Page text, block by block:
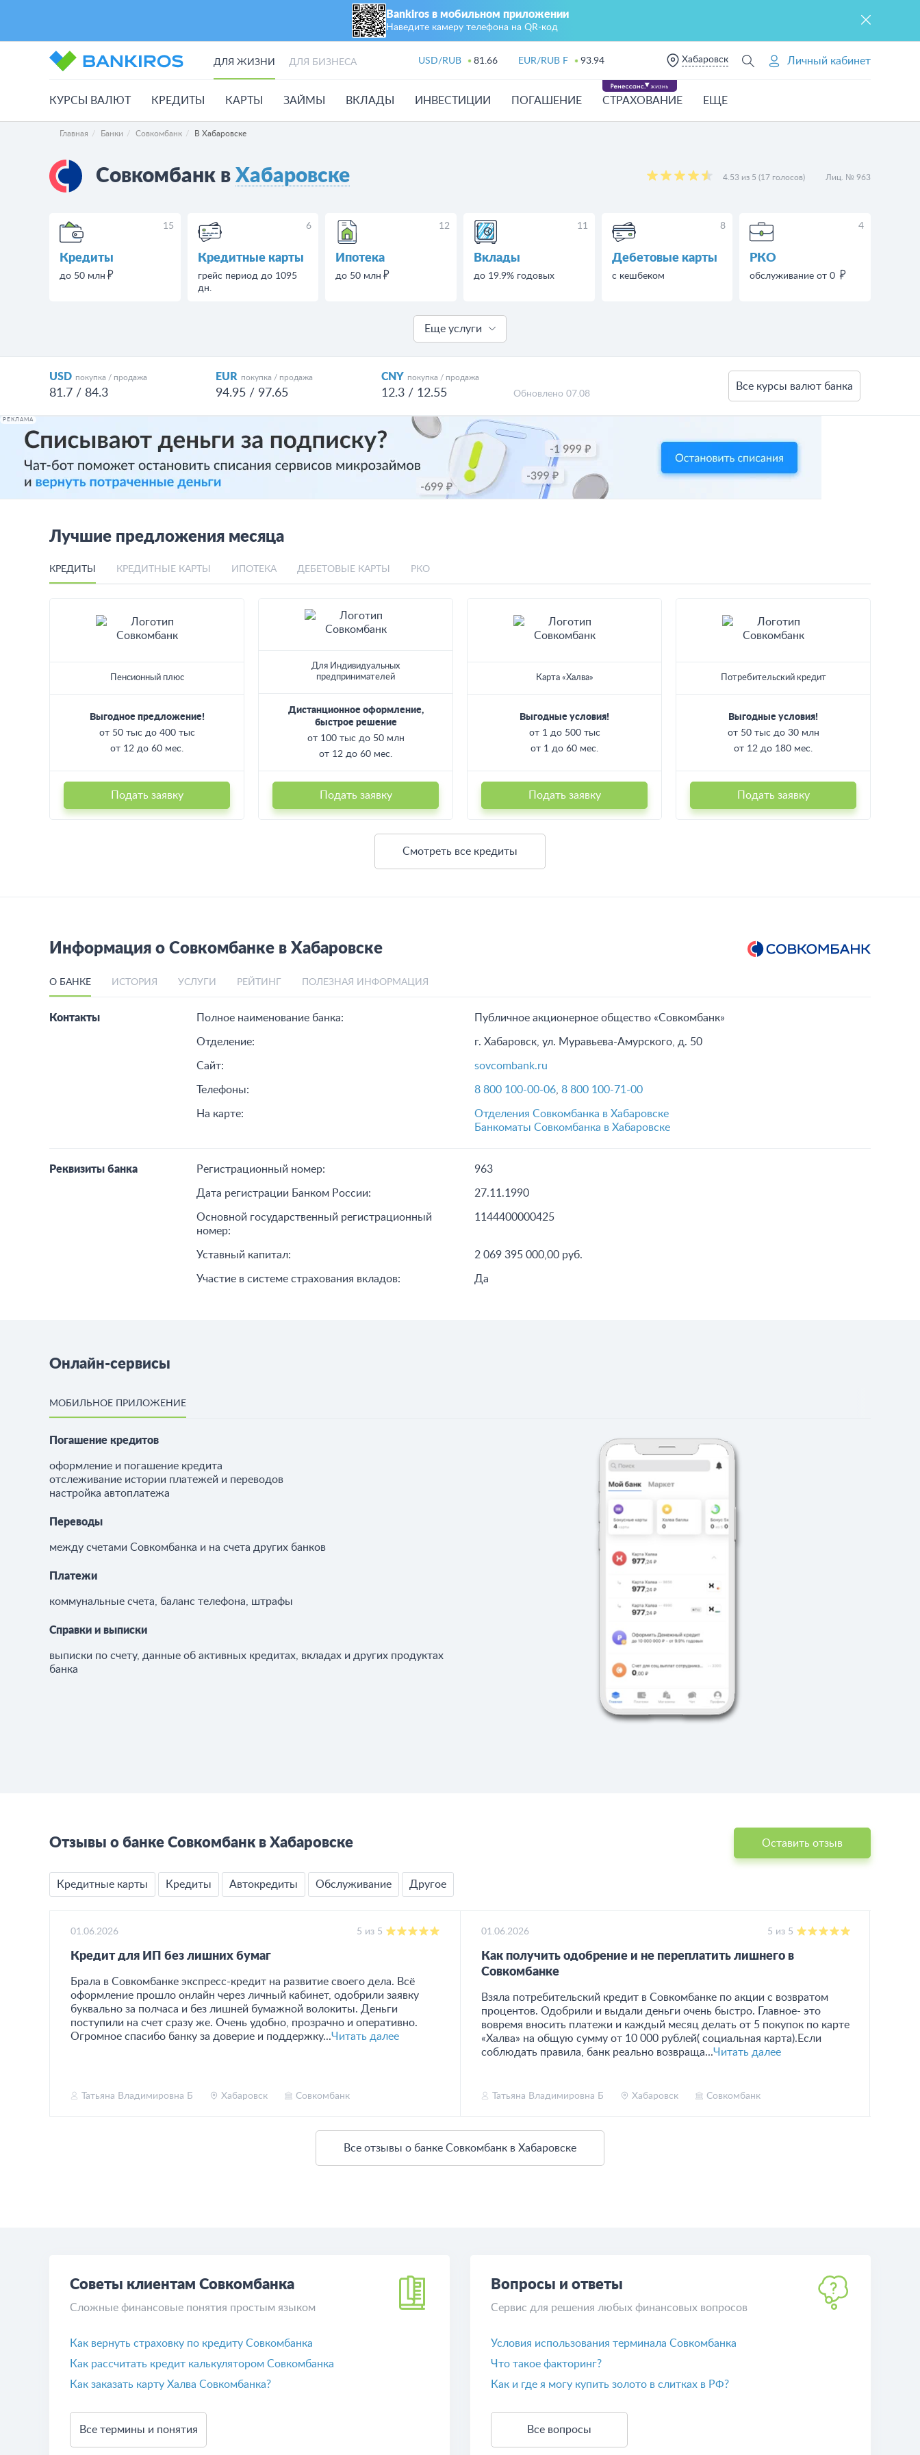
Bankiros в мобильном приложении
Наведите камеру телефона на QR‑код
ДЛЯ ЖИЗНИ ДЛЯ БИЗНЕСА USD/RUB 81.66 EUR/RUB F 93.94 Хабаровск Личный кабинет
КУРСЫ ВАЛЮТ КРЕДИТЫ КАРТЫ ЗАЙМЫ ВКЛАДЫ ИНВЕСТИЦИИ ПОГАШЕНИЕ СТРАХОВАНИЕ ЕЩЕ
Главная Банки Совкомбанк В Хабаровске
Совкомбанк в Хабаровске 4.53 из 5 (17 голосов) Лиц. № 963
15
Кредиты
до 50 млн
6
Кредитные карты
грейс период до 1095
дн.
12
Ипотека
до 50 млн
11
Вклады
до 19.9% годовых
8
Дебетовые карты
с кешбеком
4
РКО
обслуживание от 0
Еще услуги
USD покупка / продажа
81.7 / 84.3
EUR покупка / продажа
94.95 / 97.65
CNY покупка / продажа
12.3 / 12.55 Обновлено 07.08
Все курсы валют банка
РЕКЛАМА
Лучшие предложения месяца
КРЕДИТЫ КРЕДИТНЫЕ КАРТЫ ИПОТЕКА ДЕБЕТОВЫЕ КАРТЫ РКО
Пенсионный плюс
Выгодное предложение!
от 50 тыс до 400 тыс
от 12 до 60 мес.
Подать заявку
Для Индивидуальных
предпринимателей
Дистанционное оформление,
быстрое решение
от 100 тыс до 50 млн
от 12 до 60 мес.
Подать заявку
Карта «Халва»
Выгодные условия!
от 1 до 500 тыс
от 1 до 60 мес.
Подать заявку
Потребительский кредит
Выгодные условия!
от 50 тыс до 30 млн
от 12 до 180 мес.
Подать заявку
Смотреть все кредиты
Информация о Совкомбанке в Хабаровске
О БАНКЕ ИСТОРИЯ УСЛУГИ РЕЙТИНГ ПОЛЕЗНАЯ ИНФОРМАЦИЯ
Контакты Полное наименование банка: Публичное акционерное общество «Совкомбанк»
Отделение: г. Хабаровск, ул. Муравьева-Амурского, д. 50
Сайт: sovcombank.ru
Телефоны: 8 800 100-00-06 8 800 100-71-00
На карте:
Отделения Совкомбанка в Хабаровске
Банкоматы Совкомбанка в Хабаровске
Реквизиты банка Регистрационный номер: 963
Дата регистрации Банком России: 27.11.1990
Основной государственный регистрационный
номер:
1144400000425
Уставный капитал: 2 069 395 000,00 руб.
Участие в системе страхования вкладов: Да
Онлайн-сервисы
МОБИЛЬНОЕ ПРИЛОЖЕНИЕ
Погашение кредитов
оформление и погашение кредита
отслеживание истории платежей и переводов
настройка автоплатежа
Переводы
между счетами Совкомбанка и на счета других банков
Платежи
коммунальные счета, баланс телефона, штрафы
Справки и выписки
выписки по счету, данные об активных кредитах, вкладах и других продуктах
банка
Отзывы о банке Совкомбанк в Хабаровске Оставить отзыв
Кредитные карты Кредиты Автокредиты Обслуживание Другое
01.06.2026 5 из 5
Кредит для ИП без лишних бумаг
Брала в Совкомбанке экспресс-кредит на развитие своего дела. Всё
оформление прошло онлайн через личный кабинет, одобрили заявку
буквально за полчаса и без лишней бумажной волокиты. Деньги
поступили на счет сразу же. Очень удобно, прозрачно и оперативно.
Огромное спасибо банку за доверие и поддержку...Читать далее
Татьяна Владимировна Б Хабаровск Совкомбанк
01.06.2026 5 из 5
Как получить одобрение и не переплатить лишнего в
Совкомбанке
Взяла потребительский кредит в Совкомбанке по акции с возвратом
процентов. Одобрили и выдали деньги очень быстро. Главное- это
вовремя вносить платежи и каждый месяц делать от 5 покупок по карте
«Халва» на общую сумму от 10 000 рублей( социальная карта).Если
соблюдать правила, банк реально возвраща...Читать далее
Татьяна Владимировна Б Хабаровск Совкомбанк
Все отзывы о банке Совкомбанк в Хабаровске
Советы клиентам Совкомбанка
Сложные финансовые понятия простым языком
Как вернуть страховку по кредиту Совкомбанка
Как рассчитать кредит калькулятором Совкомбанка
Как заказать карту Халва Совкомбанка?
Все термины и понятия
Вопросы и ответы
Сервис для решения любых финансовых вопросов
Условия использования терминала Совкомбанка
Что такое факторинг?
Как и где я могу купить золото в слитках в РФ?
Все вопросы